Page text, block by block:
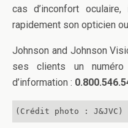
cas d’inconfort
rapidement son opticien
Johnson and Johnson
ses clients un
d’information :
(Crédit photo : J&JVC)